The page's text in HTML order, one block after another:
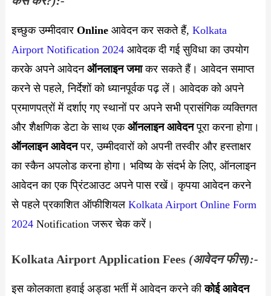
इच्छुक उम्मीदवार Online आवेदन कर सकते हैं, Kolkata
Airport Notification 2024आवेदक दी गई सुविधा का उपयोग
करके अपने आवेदन ऑनलाइन जमाकर सकते हैं। आवेदन समाप्त
करने से पहले, निर्देशों को ध्यानपूर्वक पढ़ लें। आवेदक को अपने
प्रमाणपत्रों में दर्शाए गए स्थानों पर अपने सभी प्रासंगिक व्यक्तिगत
और शैक्षणिक डेटा के साथ एक ऑनलाइन आवेदनपूरा करना होगा।
ऑनलाइन आवेदनपर, उम्मीदवारों को अपनी तस्वीर और हस्ताक्षर
का स्कैन अपलोड करना होगा। भविष्य के संदर्भ के लिए, ऑनलाइन
आवेदन का एक प्रिंटआउट अपने पास रखें। कृपया आवेदन करने
से पहले प्रकाशित ऑफीशियल Kolkata Airport Online Form
2024 Notification जरूर चेक करें।
Kolkata Airport Application Fees (आवेदन फीस):-
इस कोलकाता हवाई अड्डा भर्ती में आवेदन करने कीकोई आवेदन